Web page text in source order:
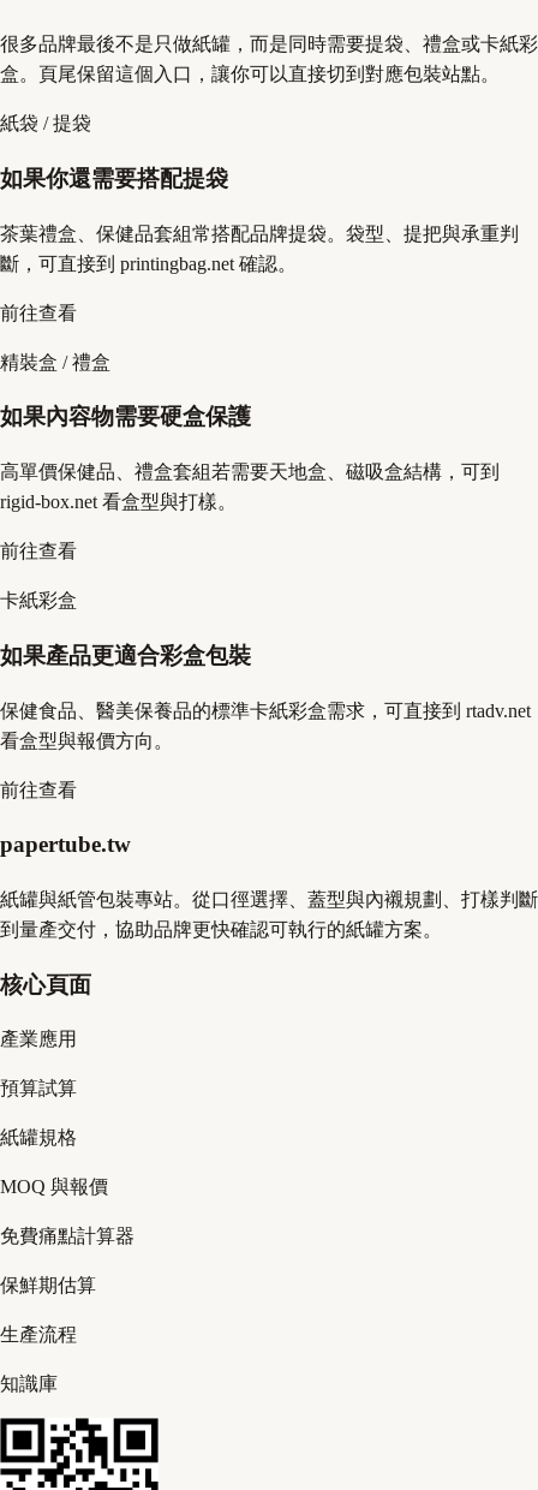
很多品牌最後不是只做紙罐，而是同時需要提袋、禮盒或卡紙彩
盒。頁尾保留這個入口，讓你可以直接切到對應包裝站點。
紙袋 / 提袋
如果你還需要搭配提袋
茶葉禮盒、保健品套組常搭配品牌提袋。袋型、提把與承重判
斷，可直接到 printingbag.net 確認。
前往查看
精裝盒 / 禮盒
如果內容物需要硬盒保護
高單價保健品、禮盒套組若需要天地盒、磁吸盒結構，可到
rigid-box.net 看盒型與打樣。
前往查看
卡紙彩盒
如果產品更適合彩盒包裝
保健食品、醫美保養品的標準卡紙彩盒需求，可直接到 rtadv.net
看盒型與報價方向。
前往查看
papertube.tw
紙罐與紙管包裝專站。從口徑選擇、蓋型與內襯規劃、打樣判斷
到量產交付，協助品牌更快確認可執行的紙罐方案。
核心頁面
產業應用
預算試算
紙罐規格
MOQ 與報價
免費痛點計算器
保鮮期估算
生產流程
知識庫